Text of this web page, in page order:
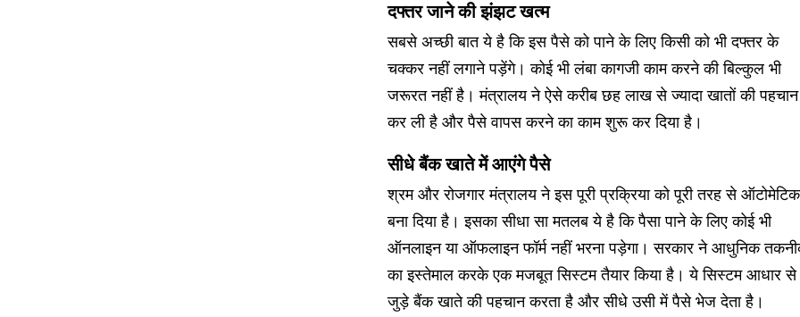
दफ्तर जाने की झंझट खत्म
सबसे अच्छी बात ये है कि इस पैसे को पाने के लिए किसी को भी दफ्तर के
चक्कर नहीं लगाने पड़ेंगे। कोई भी लंबा कागजी काम करने की बिल्कुल भी
जरूरत नहीं है। मंत्रालय ने ऐसे करीब छह लाख से ज्यादा खातों की पहचान
कर ली है और पैसे वापस करने का काम शुरू कर दिया है।
सीधे बैंक खाते में आएंगे पैसे
श्रम और रोजगार मंत्रालय ने इस पूरी प्रक्रिया को पूरी तरह से ऑटोमेटिक
बना दिया है। इसका सीधा सा मतलब ये है कि पैसा पाने के लिए कोई भी
ऑनलाइन या ऑफलाइन फॉर्म नहीं भरना पड़ेगा। सरकार ने आधुनिक
का इस्तेमाल करके एक मजबूत सिस्टम तैयार किया है। ये सिस्टम आधार से
जुड़े बैंक खाते की पहचान करता है और सीधे उसी में पैसे भेज देता है।